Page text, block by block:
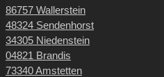
86757 Wallerstein
48324 Sendenhorst
34305 Niedenstein
04821 Brandis
73340 Amstetten